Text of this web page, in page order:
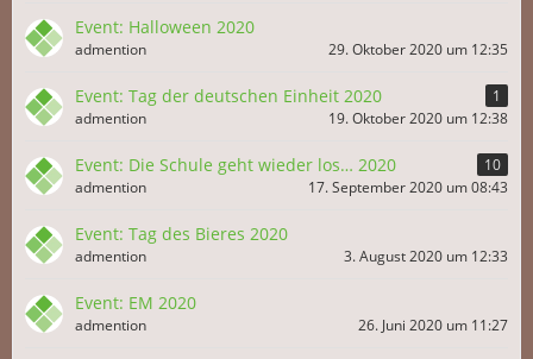
Event: Halloween 2020
admention 29. Oktober 2020 um 12:35
Event: Tag der deutschen Einheit 2020
1
admention
19. Oktober 2020 um 12:38
Event: Die Schule geht wieder los… 2020
10
admention
17. September 2020 um 08:43
Event: Tag des Bieres 2020
admention 3. August 2020 um 12:33
Event: EM 2020
admention 26. Juni 2020 um 11:27